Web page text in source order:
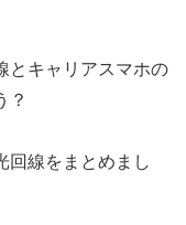
とキャリアスマホの
？
回線をまとめまし